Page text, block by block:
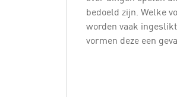
bedoeld zijn. Welke
worden vaak
vormen deze een